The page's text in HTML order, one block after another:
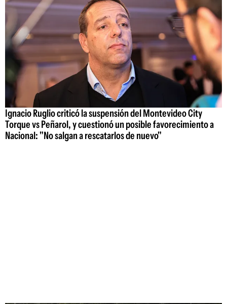
Ignacio Ruglio criticó la suspensión del Montevideo City
Torque vs Peñarol, y cuestionó un posible favorecimiento a
Nacional: "No salgan a rescatarlos de nuevo"